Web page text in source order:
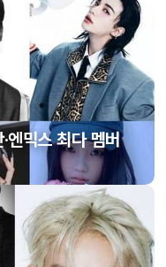
믹스 최다 멤버